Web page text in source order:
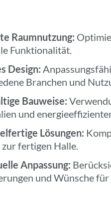
Raumnutzung:
Funktionalität.
Design:
Branchen und
Bauweise:
und
Lösungen:
zur fertigen Halle.
Anpassung:
und Wünsche für